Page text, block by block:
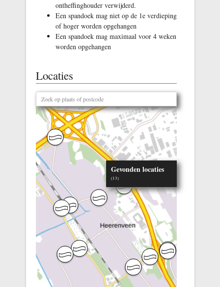
ontheffinghouder verwijderd.
Een spandoek mag niet op de 1e verdieping
of hoger worden opgehangen
Een spandoek mag maximaal voor 4 weken
worden opgehangen
Locaties
Gevonden locaties
(13)
Rotonde Oranje
Nassaulaan en Cissy
van Marxveldlaan
Zuid/Oost
Oude Veenscheiding
Rotonde Rottumerweg
hoek Burgemeester
Falkenaweg